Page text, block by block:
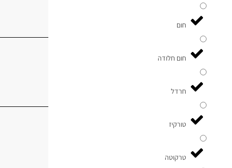
חום
חום חלודה
חרדל
טורקיז
טרקוטה